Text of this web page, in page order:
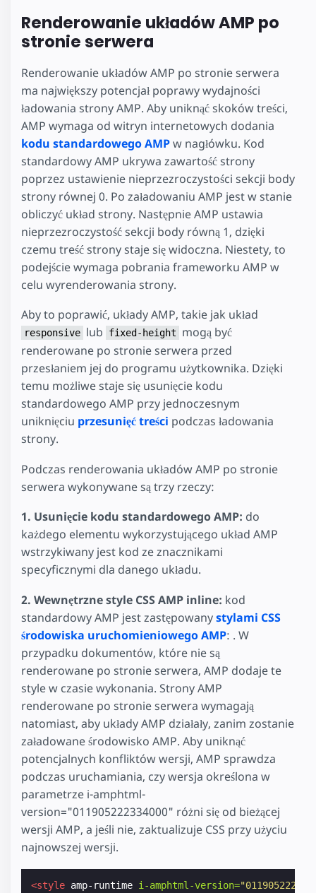
Renderowanie układów AMP po
stronie serwera
Renderowanie układów AMP po stronie serwera
ma największy potencjał poprawy wydajności
ładowania strony AMP. Aby uniknąć skoków treści,
AMP wymaga od witryn internetowych dodania
kodu standardowego AMPw nagłówku. Kod
standardowy AMP ukrywa zawartość strony
poprzez ustawienie nieprzezroczystości sekcji body
strony równej 0. Po załadowaniu AMP jest w stanie
obliczyć układ strony. Następnie AMP ustawia
nieprzezroczystość sekcji body równą 1, dzięki
czemu treść strony staje się widoczna. Niestety, to
podejście wymaga pobrania frameworku AMP w
celu wyrenderowania strony.
Aby to poprawić, układy AMP, takie jak układ
responsive lub fixed-height
mogą być
renderowane po stronie serwera przed
przesłaniem jej do programu użytkownika. Dzięki
temu możliwe staje się usunięcie kodu
standardowego AMP przy jednoczesnym
uniknięciu przesunięć treści podczas ładowania
strony.
Podczas renderowania układów AMP po stronie
serwera wykonywane są trzy rzeczy:
1. Usunięcie kodu standardowego AMP: do
każdego elementu wykorzystującego układ AMP
wstrzykiwany jest kod ze znacznikami
specyficznymi dla danego układu.
2. Wewnętrzne style CSS AMP inline: kod
standardowy AMP jest zastępowanystylami CSS
środowiska uruchomieniowego AMP: . W
przypadku dokumentów, które nie są
renderowane po stronie serwera, AMP dodaje te
style w czasie wykonania. Strony AMP
renderowane po stronie serwera wymagają
natomiast, aby układy AMP działały, zanim zostanie
załadowane środowisko AMP. Aby uniknąć
potencjalnych konfliktów wersji, AMP sprawdza
podczas uruchamiania, czy wersja określona w
parametrze i-amphtml-
version="011905222334000" różni się od bieżącej
wersji AMP, a jeśli nie, zaktualizuje CSS przy użyciu
najnowszej wersji.
<style amp-runtime i-amphtml-version=